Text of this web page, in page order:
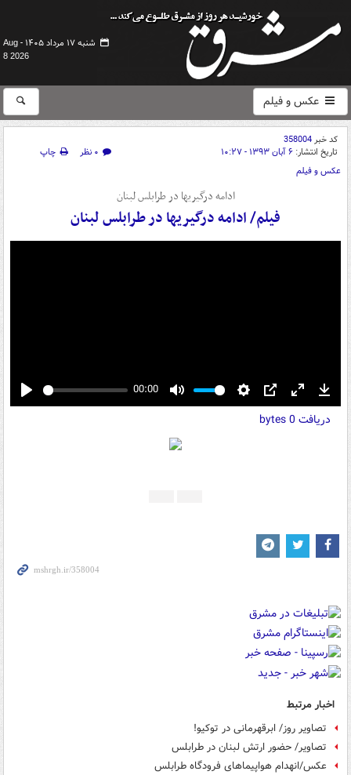
شنبه ۱۷ مرداد ۱۴۰۵ -
Aug
8 2026
عکس و فیلم
کد خبر358004
تاریخ انتشار: ۶ آبان ۱۳۹۳ - ۱۰:۲۷ ۰ نظر
چاپ
عکس و فیلم
ادامه درگیریها در طرابلس لبنان
فیلم/ ادامه درگیریها در طرابلس لبنان
Play
00:00
Mute Settings
PIP Enter
fullscreen
دریافت 0 bytes
اخبار مرتبط
تصاویر روز/ ابرقهرمانی در توکیو!
تصاویر/ حضور ارتش لبنان در طرابلس
عکس/انهدام هواپیماهای فرودگاه طرابلس